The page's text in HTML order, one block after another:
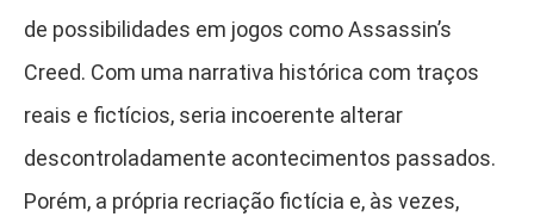
de possibilidades em jogos como Assassin’s
Creed. Com uma narrativa histórica com traços
reais e fictícios, seria incoerente alterar
descontroladamente acontecimentos passados.
Porém, a própria recriação fictícia e, às vezes,